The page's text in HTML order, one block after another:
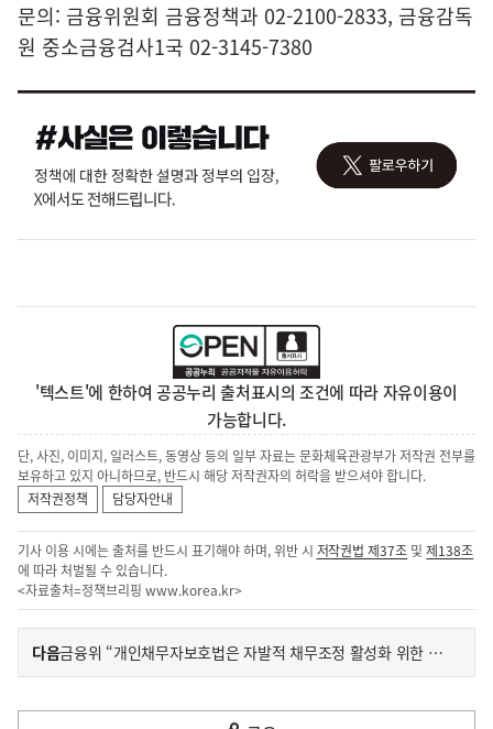
문의: 금융위원회 금융정책과 02-2100-2833, 금융감독
원 중소금융검사1국 02-3145-7380
'텍스트'에 한하여 공공누리 출처표시의 조건에 따라 자유이용이
가능합니다.
단, 사진, 이미지, 일러스트, 동영상 등의 일부 자료는 문화체육관광부가 저작권 전부를
보유하고 있지 아니하므로, 반드시 해당 저작권자의 허락을 받으셔야 합니다.
저작권정책
담당자안내
기사 이용 시에는 출처를 반드시 표기해야 하며, 위반 시 저작권법 제37조 및제138조
에 따라 처벌될 수 있습니다.
<자료출처=정책브리핑 www.korea.kr>
이
전
다
다음기
사
금융위 “개인채무자보호법은 자발적 채무조정 활성화 위한 것”